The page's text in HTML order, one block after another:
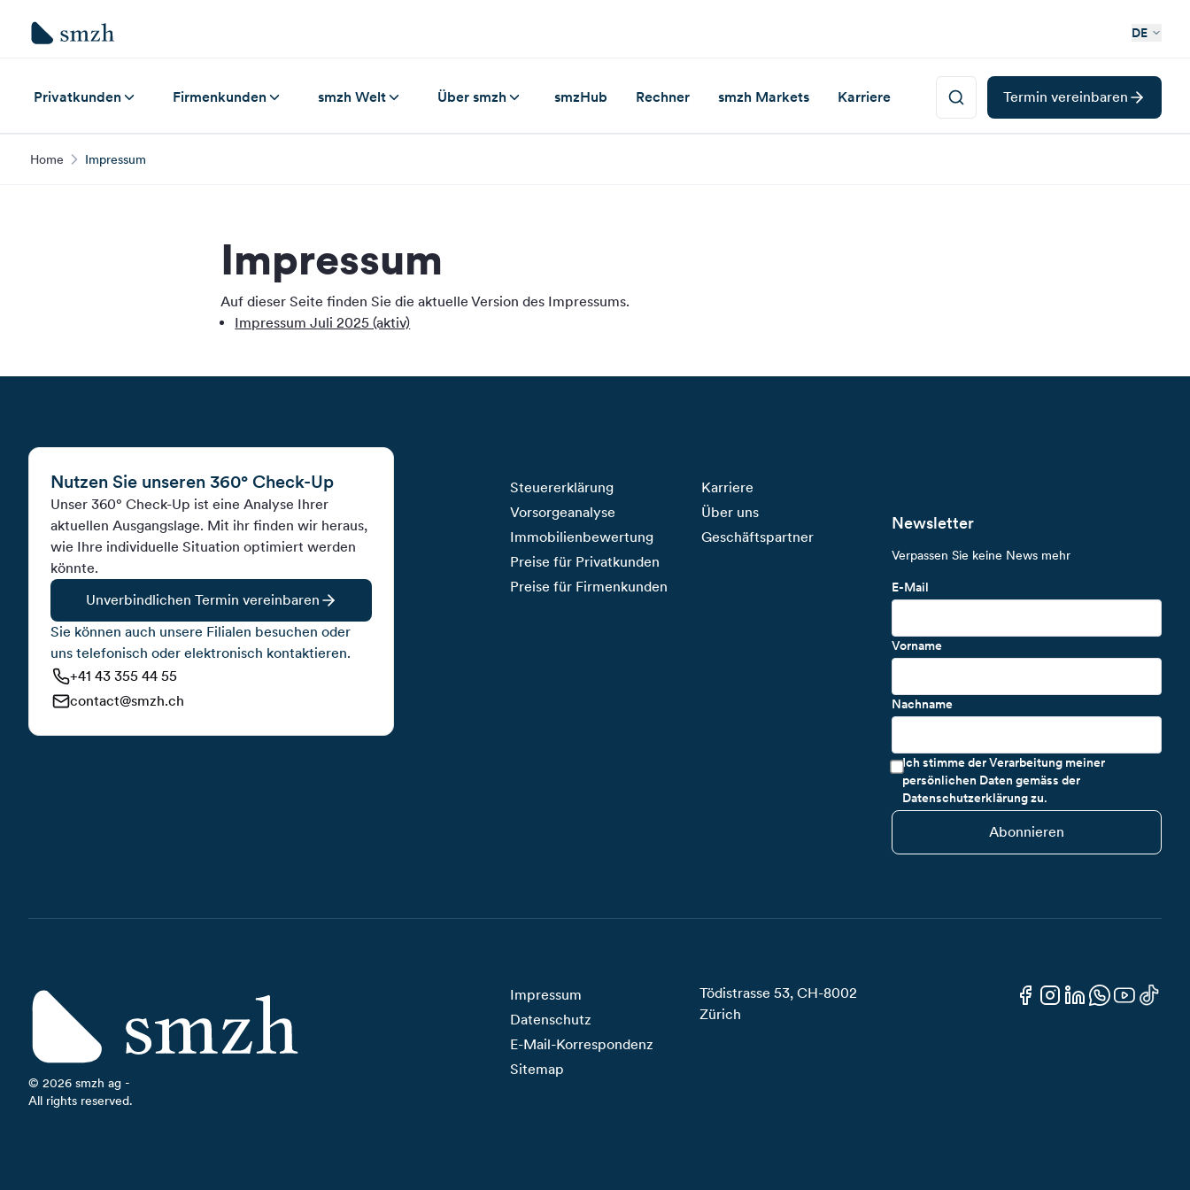
DE
Privatkunden Firmenkunden smzh Welt Über smzh smzHub Rechner smzh Markets Karriere Termin vereinbaren
Home Impressum
Impressum
Auf dieser Seite finden Sie die aktuelle Version des Impressums.
Impressum Juli 2025 (aktiv)
Nutzen Sie unseren 360° Check-Up
Unser 360° Check-Up ist eine Analyse Ihrer
aktuellen Ausgangslage. Mit ihr finden wir heraus,
wie Ihre individuelle Situation optimiert werden
könnte.
Unverbindlichen Termin vereinbaren
Sie können auch unsere Filialen besuchen oder
uns telefonisch oder elektronisch kontaktieren.
+41 43 355 44 55
contact@smzh.ch
Steuererklärung
Vorsorgeanalyse
Immobilienbewertung
Preise für Privatkunden
Preise für Firmenkunden
Karriere
Über uns
Geschäftspartner
Newsletter
Verpassen Sie keine News mehr
E-Mail
Vorname
Nachname
Ich stimme der Verarbeitung meiner
persönlichen Daten gemäss der
Datenschutzerklärung zu.
Abonnieren
© 2026 smzh ag -
All rights reserved.
Impressum
Datenschutz
E-Mail-Korrespondenz
Sitemap
Tödistrasse 53, CH-8002
Zürich